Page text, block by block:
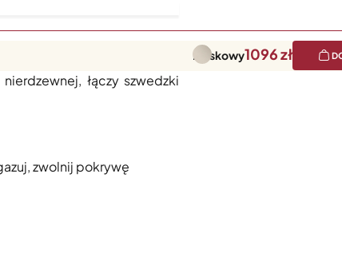
Piaskowy1096
łączy szwedzki
zwolnij pokrywę